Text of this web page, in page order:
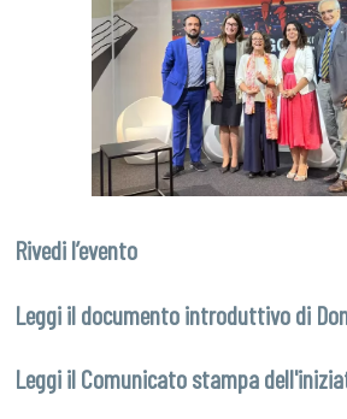
Rivedi l’evento
Leggi il documento introduttivo di
Leggi il Comunicato stampa